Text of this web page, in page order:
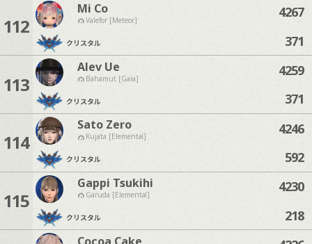
112
Mi Co
Valefor [Meteor]
クリスタル
4267
371
113
Alev Ue
Bahamut [Gaia]
クリスタル
4259
371
114
Sato Zero
Kujata [Elemental]
クリスタル
4246
592
115
Gappi Tsukihi
Garuda [Elemental]
クリスタル
4230
218